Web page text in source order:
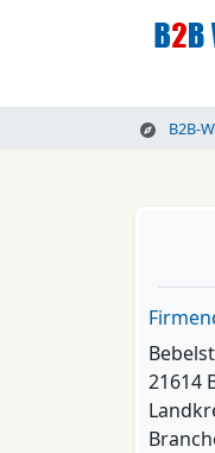
B2B-
21614